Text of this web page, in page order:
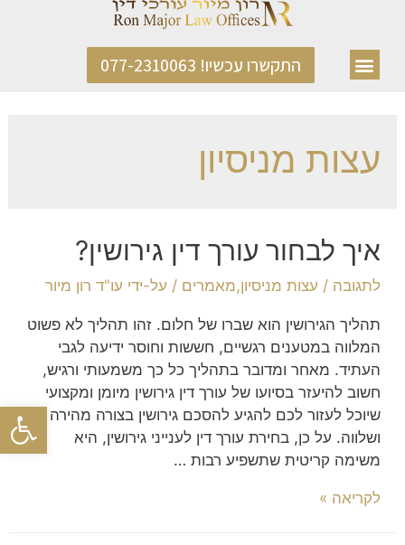
פתח
התקשרו עכשיו! 077-2310063
עצות מניסיון
איך לבחור עורך דין גירושין?
לתגובה / עצות מניסיון,מאמרים / על-ידי עו"ד רון מיור
תהליך הגירושין הוא שברו של חלום. זהו תהליך לא פשוט
המלווה במטענים רגשיים, חששות וחוסר ידיעה לגבי
העתיד. מאחר ומדובר בתהליך כל כך משמעותי ורגיש,
חשוב להיעזר בסיועו של עורך דין גירושין מיומן ומקצועי
שיוכל לעזור לכם להגיע להסכם גירושין בצורה מהירה
ושלווה. על כן, בחירת עורך דין לענייני גירושין, היא
משימה קריטית שתשפיע רבות …
לקריאה »